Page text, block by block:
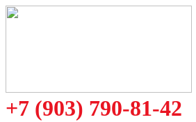
+7 (903) 790-81-42